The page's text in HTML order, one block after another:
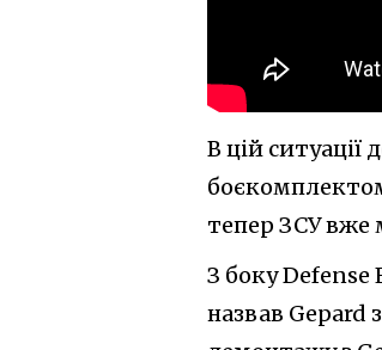
В цій
тепер ЗСУ вже
З боку
назвав Gepard